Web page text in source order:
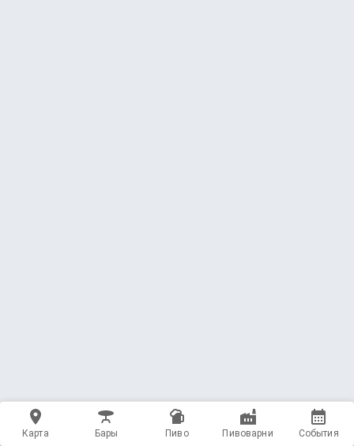
Карта Бары Пиво Пивоварни События